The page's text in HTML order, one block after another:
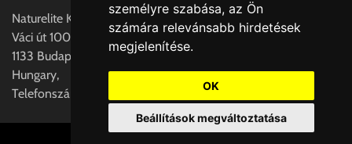
személyre szabása, az Ön
számára relevánsabb hirdetések
megjelenítése.
OK
Beállítások megváltoztatása
Egyéb leírások:
Budapesti szállítások:
1, Budapestre kért szállítás esetén az általános szállítás
helyett időre történő extra szállítás kérése is lehetséges
egyedi áron. A szállítás megbeszélt időablakban lehetőség
Naturelite Kft,
Váci út 100.,
1133 Budapest,
Hungary,
Telefonszám: +(36) 70-427-3837